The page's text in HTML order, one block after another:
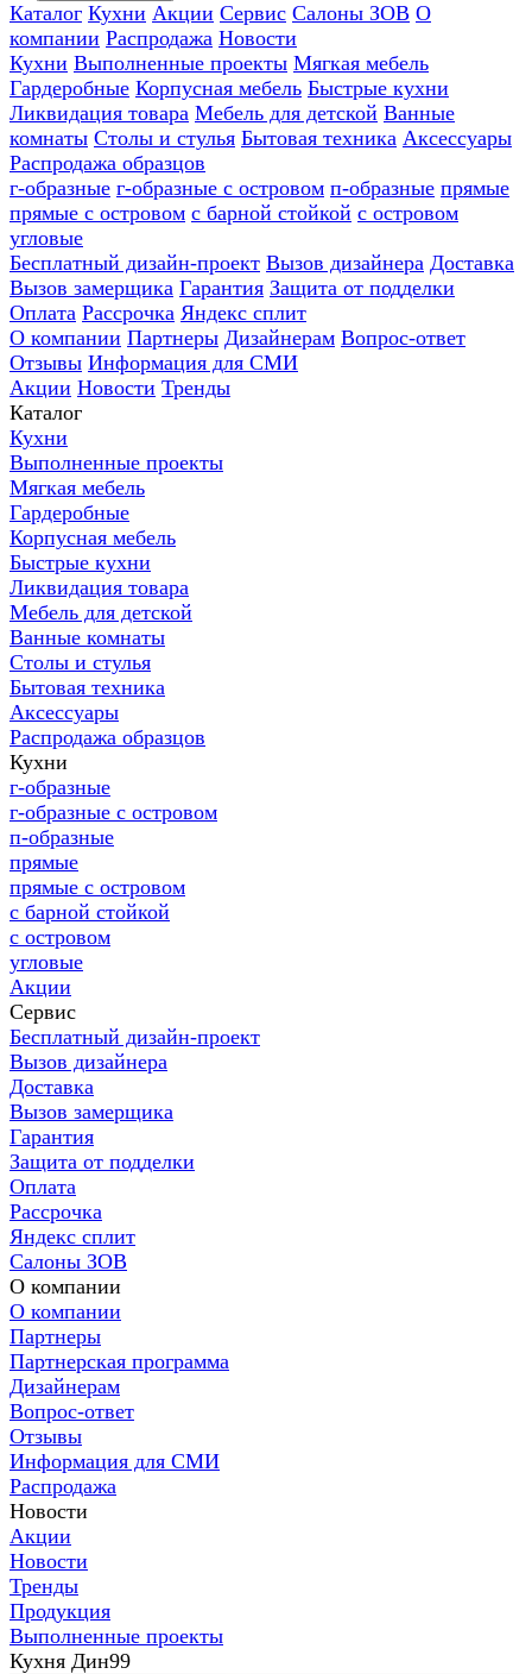
Каталог Кухни Акции Сервис Салоны ЗОВ О
компании Распродажа Новости
Кухни Выполненные проекты Мягкая мебель
Гардеробные Корпусная мебель Быстрые кухни
Ликвидация товара Мебель для детской Ванные
комнаты Столы и стулья Бытовая техника Аксессуары
Распродажа образцов
г-образные г-образные с островом п-образные прямые
прямые с островом с барной стойкой с островом
угловые
Бесплатный дизайн-проект Вызов дизайнера Доставка
Вызов замерщика Гарантия Защита от подделки
Оплата Рассрочка Яндекс сплит
О компании Партнеры Дизайнерам Вопрос-ответ
Отзывы Информация для СМИ
Акции Новости Тренды
Каталог
Кухни
Выполненные проекты
Мягкая мебель
Гардеробные
Корпусная мебель
Быстрые кухни
Ликвидация товара
Мебель для детской
Ванные комнаты
Столы и стулья
Бытовая техника
Аксессуары
Распродажа образцов
Кухни
г-образные
г-образные с островом
п-образные
прямые
прямые с островом
с барной стойкой
с островом
угловые
Акции
Сервис
Бесплатный дизайн-проект
Вызов дизайнера
Доставка
Вызов замерщика
Гарантия
Защита от подделки
Оплата
Рассрочка
Яндекс сплит
Салоны ЗОВ
О компании
О компании
Партнеры
Партнерская программа
Дизайнерам
Вопрос-ответ
Отзывы
Информация для СМИ
Распродажа
Новости
Акции
Новости
Тренды
Продукция
Выполненные проекты
Кухня Дин99